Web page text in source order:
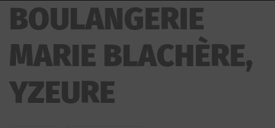
BOULANGERIE
MARIE BLACHÈRE,
YZEURE